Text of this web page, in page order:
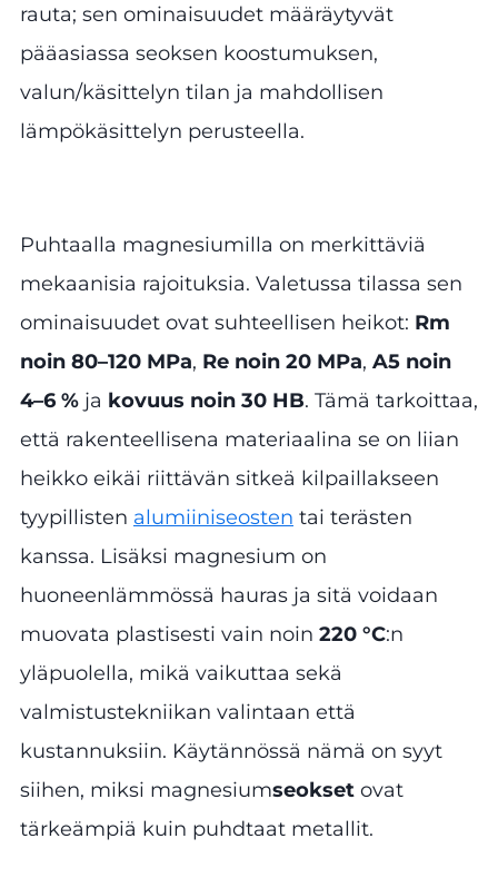
rauta; sen ominaisuudet määräytyvät
pääasiassa seoksen koostumuksen,
valun/käsittelyn tilan ja mahdollisen
lämpökäsittelyn perusteella.
Puhtaalla magnesiumilla on merkittäviä
mekaanisia rajoituksia. Valetussa tilassa sen
ominaisuudet ovat suhteellisen heikot: Rm
noin 80–120 MPa, Re noin 20 MPa, A5 noin
4–6 % ja kovuus noin 30 HB. Tämä tarkoittaa,
että rakenteellisena materiaalina se on liian
heikko eikäi riittävän sitkeä kilpaillakseen
tyypillisten alumiiniseosten tai terästen
kanssa. Lisäksi magnesium on
huoneenlämmössä hauras ja sitä voidaan
muovata plastisesti vain noin 220 °C:n
yläpuolella, mikä vaikuttaa sekä
valmistustekniikan valintaan että
kustannuksiin. Käytännössä nämä on syyt
siihen, miksi magnesiumseokset ovat
tärkeämpiä kuin puhdtaat metallit.